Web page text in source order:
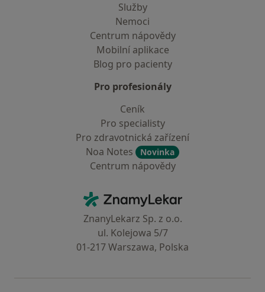
Služby
Nemoci
Centrum nápovědy
Mobilní aplikace
Blog pro pacienty
Pro profesionály
Ceník
Pro specialisty
Pro zdravotnická zařízení
Noa Notes
Novinka
Centrum nápovědy
ZnamyLekar - Hlavní stránka
ZnanyLekarz Sp. z o.o.
ul. Kolejowa 5/7
01-217 Warszawa, Polska